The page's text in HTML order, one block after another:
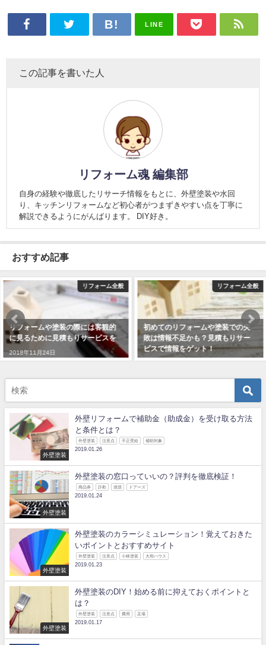
LINE
この記事を書いた人
リフォーム魂 編集部
自身の経験や徹底したリサーチ情報をもとに、外壁塗装や水回
り、キッチンリフォームなど初心者がつまずきやすい点を丁寧に
解説できるようにがんばります。 DIY好き。
おすすめ記事
リフォーム全般
初めてのリフォームや塗装での失
敗は情報不足かも？見積もりサー
ビスで情報をゲット！
リフォーム全般
リフォームや塗装の際には見積も
りサービスを利用して軌道修正し
ていこう！
外壁塗装
外壁リフォームで補助金（助成金）を受け取る方法
と条件とは？
外壁塗装 注意点 不正受給 補助対象
2019.01.26
外壁塗装
外壁塗装の窓口っていいの？評判を徹底検証！
商品券 詐欺 迷惑 ドアーズ
2019.01.24
外壁塗装
外壁塗装のカラーシミュレーション！覚えておきた
いポイントとおすすめサイト
外壁塗装 注意点 小林塗装 大和ハウス
2019.01.23
外壁塗装
外壁塗装のDIY！始める前に抑えておくポイントと
は？
外壁塗装 注意点 費用 足場
2019.01.17